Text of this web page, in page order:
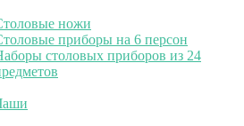
ножи
приборы на 6 персон
столовых приборов из 24